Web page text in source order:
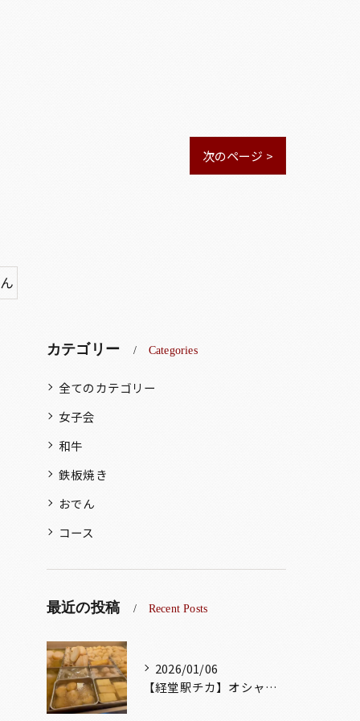
次のページ >
カテゴリー Categories
全てのカテゴリー
女子会
和牛
鉄板焼き
おでん
コース
最近の投稿 Recent Posts
2026/01/06
【経堂駅チカ】オシャレ居酒屋🏮出汁が美味しいおでんがオススメ...